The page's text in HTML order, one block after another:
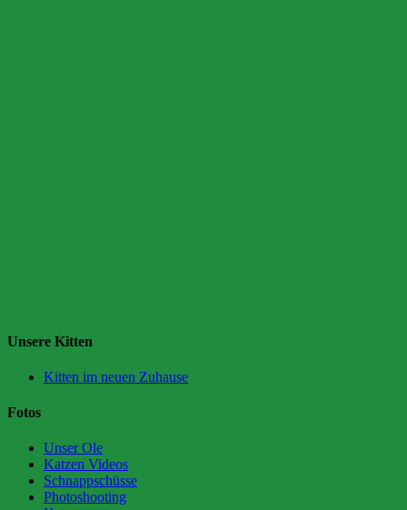
Unsere Kitten
Kitten im neuen Zuhause
Fotos
Unser Ole
Katzen Videos
Schnappschüsse
Photoshooting